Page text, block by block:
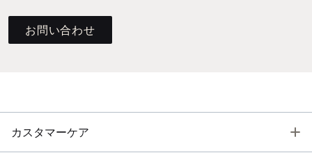
お問い合わせ
カスタマーケア